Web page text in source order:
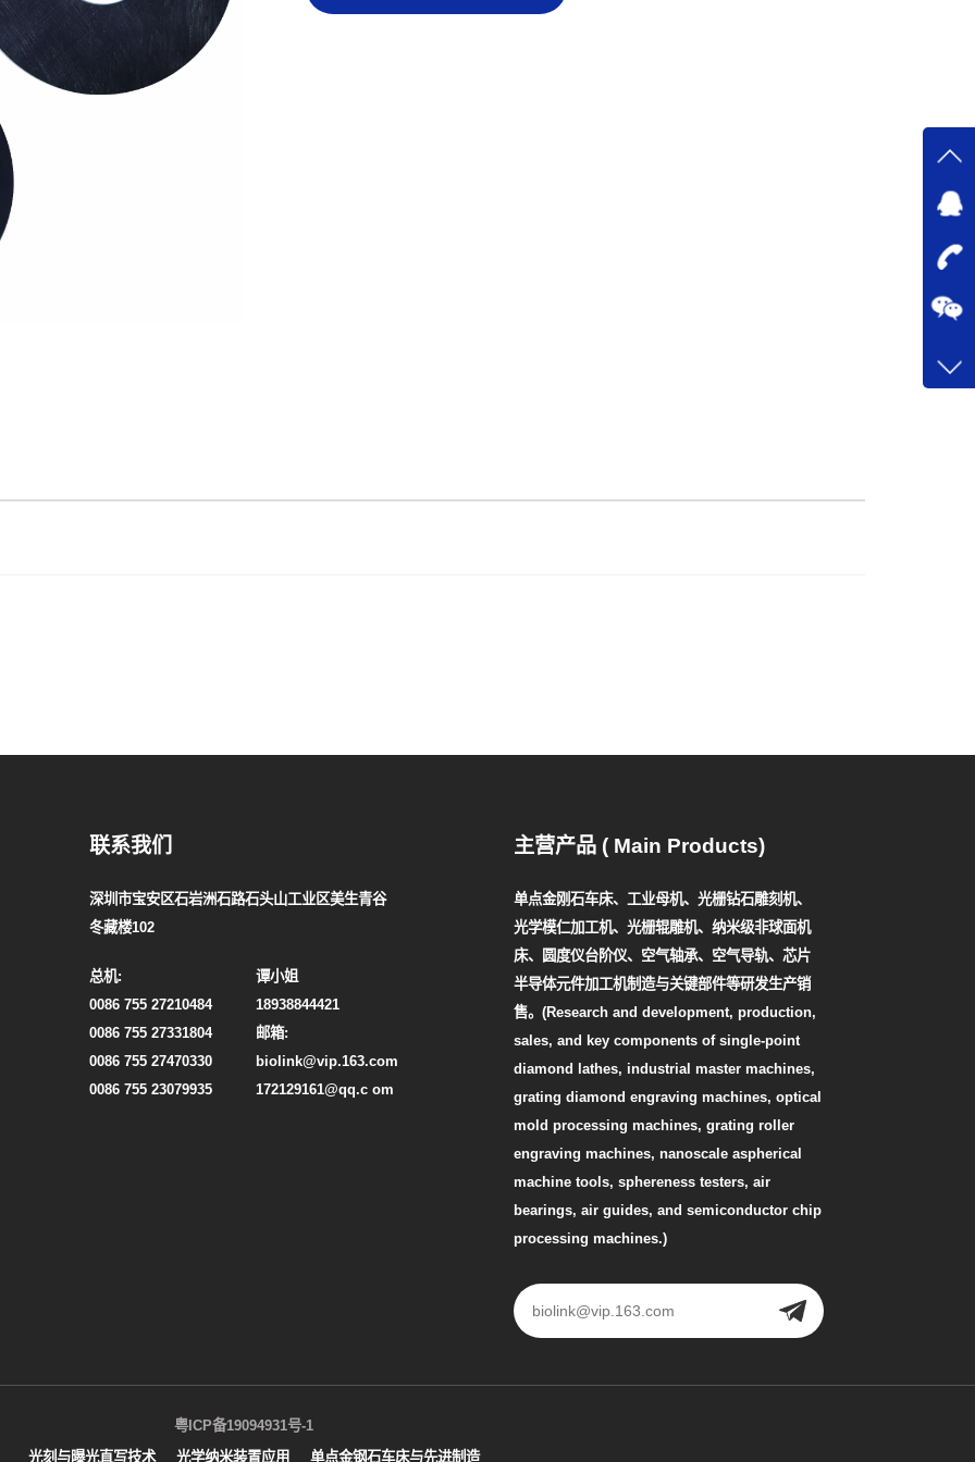
联系我们
深圳市宝安区石岩洲石路石头山工业区美生青谷
冬藏楼102
总机:
谭小姐
0086 755 27210484
18938844421
0086 755 27331804
邮箱:
0086 755 27470330
biolink@vip.163.com
0086 755 23079935
172129161@qq.c om
主营产品 ( Main Products)
单点金刚石车床、工业母机、光栅钻石雕刻机、
光学模仁加工机、光栅辊雕机、纳米级非球面机
床、圆度仪台阶仪、空气轴承、空气导轨、芯片
半导体元件加工机制造与关键部件等研发生产销
售。(Research and development, production,
sales, and key components of single-point
diamond lathes, industrial master machines,
grating diamond engraving machines, optical
mold processing machines, grating roller
engraving machines, nanoscale aspherical
machine tools, sphereness testers, air
bearings, air guides, and semiconductor chip
processing machines.)
粤ICP备19094931号-1
光刻与曝光直写技术
光学纳米装置应用 单点金钢石车床与先进制造